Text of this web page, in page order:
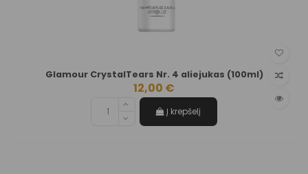
Glamour CrystalTears Nr. 4 aliejukas (100ml)
12,00 €
Į krepšelį